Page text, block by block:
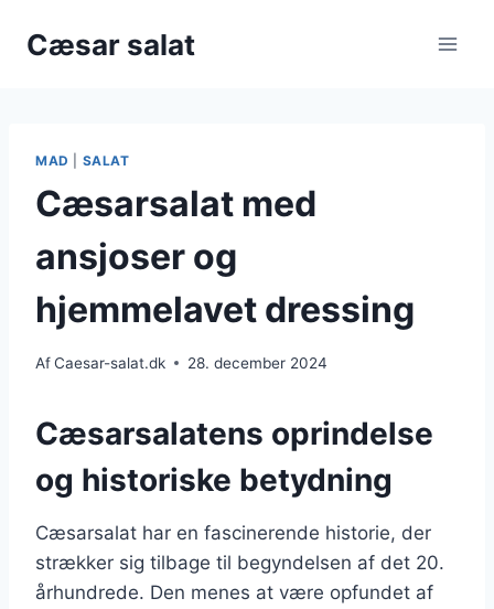
Cæsar salat
MAD SALAT
Cæsarsalat med
ansjoser og
hjemmelavet dressing
AfCaesar-salat.dk 28. december 2024
Cæsarsalatens oprindelse
og historiske betydning
Cæsarsalat har en fascinerende historie, der
strækker sig tilbage til begyndelsen af det 20.
århundrede. Den menes at være opfundet af